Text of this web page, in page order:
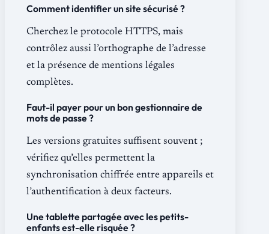
Comment identifier un site sécurisé ?
Cherchez le protocole HTTPS, mais
contrôlez aussi l’orthographe de l’adresse
et la présence de mentions légales
complètes.
Faut-il payer pour un bon gestionnaire de
mots de passe ?
Les versions gratuites suffisent souvent ;
vérifiez qu’elles permettent la
synchronisation chiffrée entre appareils et
l’authentification à deux facteurs.
Une tablette partagée avec les petits-
enfants est-elle risquée ?